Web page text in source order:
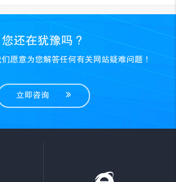
您还在犹豫吗？
愿意为您解答任何有关网站疑难问题！
立即咨询